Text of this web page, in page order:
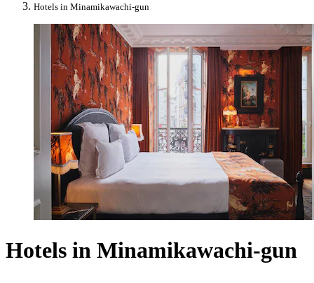
Hotels in Minamikawachi-gun
Hotels in Minamikawachi-gun